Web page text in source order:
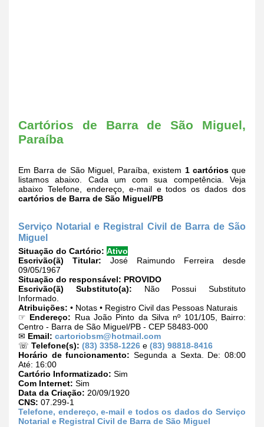
Cartórios de Barra de São Miguel,
Paraíba
Em Barra de São Miguel, Paraíba, existem 1 cartóriosque
listamos abaixo. Cada um com sua competência. Veja
abaixo Telefone, endereço, e-mail e todos os dados dos
cartórios de Barra de São Miguel/PB
Serviço Notarial e Registral Civil de Barra de São
Miguel
Situação do Cartório: Ativo
Escrivão(ã) Titular: José Raimundo Ferreira desde
09/05/1967
Situação do responsável: PROVIDO
Escrivão(ã) Substituto(a): Não Possui Substituto
Informado.
Atribuições: • Notas • Registro Civil das Pessoas Naturais
☞ Endereço: Rua João Pinto da Silva nº 101/105, Bairro:
Centro - Barra de São Miguel/PB - CEP 58483-000
✉ Email: cartoriobsm@hotmail.com
☏ Telefone(s): (83) 3358-1226 e (83) 98818-8416
Horário de funcionamento: Segunda a Sexta. De: 08:00
Até: 16:00
Cartório Informatizado: Sim
Com Internet: Sim
Data da Criação: 20/09/1920
CNS: 07.299-1
Telefone, endereço, e-mail e todos os dados do Serviço
Notarial e Registral Civil de Barra de São Miguel